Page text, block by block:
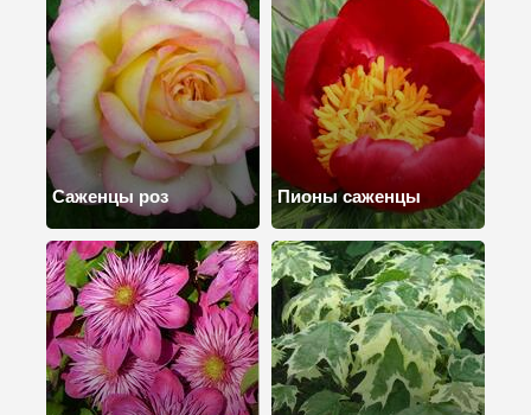
Саженцы роз Пионы саженцы